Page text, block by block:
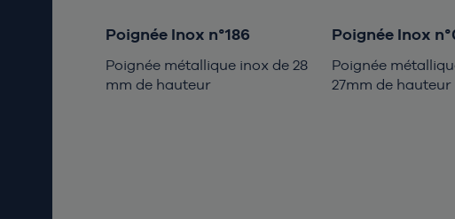
Poignée Inox n°186
Poignée métallique inox de 28
mm de hauteur
Poignée Inox
Poignée
27mm de hauteur